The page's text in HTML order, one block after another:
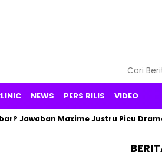
NEWS PERS RILIS VIDEO
Maxime Justru Picu Drama